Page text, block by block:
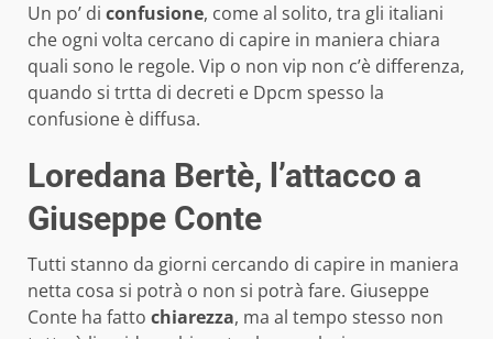
Un po’ di confusione, come al solito, tra gli italiani
che ogni volta cercano di capire in maniera chiara
quali sono le regole. Vip o non vip non c’è differenza,
quando si trtta di decreti e Dpcm spesso la
confusione è diffusa.
Loredana Bertè, l’attacco a
Giuseppe Conte
Tutti stanno da giorni cercando di capire in maniera
netta cosa si potrà o non si potrà fare. Giuseppe
Conte ha fatto chiarezza, ma al tempo stesso non